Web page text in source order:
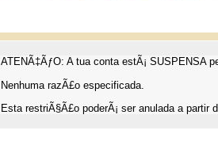
ATENÃ‡ÃƒO: A tua conta estÃ¡ SUSPENSA
Nenhuma razÃ£o especificada.
Esta restriÃ§Ã£o poderÃ¡ ser anulada a partir